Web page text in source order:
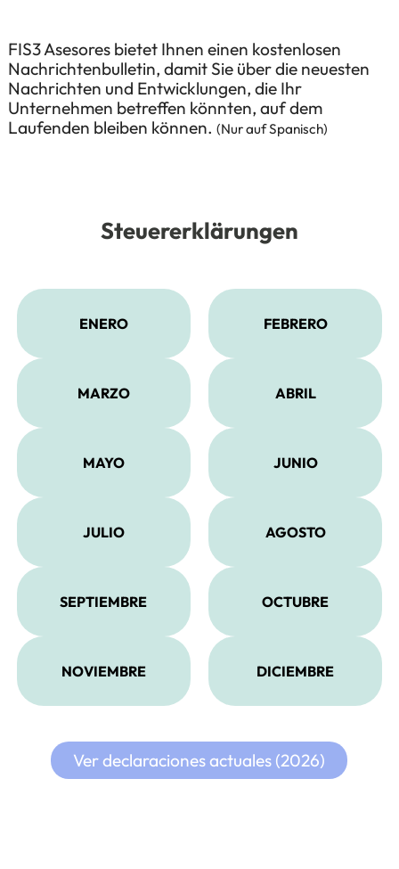
FIS3 Asesores bietet Ihnen einen kostenlosen
Nachrichtenbulletin, damit Sie über die neuesten
Nachrichten und Entwicklungen, die Ihr
Unternehmen betreffen könnten, auf dem
Laufenden bleiben können. (Nur auf Spanisch)
Steuererklärungen
ENERO FEBRERO
MARZO ABRIL
MAYO JUNIO
JULIO AGOSTO
SEPTIEMBRE OCTUBRE
NOVIEMBRE DICIEMBRE
Ver declaraciones actuales (2026)